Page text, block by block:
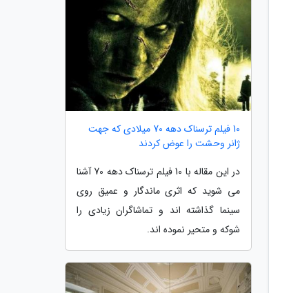
10 فیلم ترسناک دهه 70 میلادی که جهت
ژانر وحشت را عوض کردند
در این مقاله با 10 فیلم ترسناک دهه 70 آشنا
می شوید که اثری ماندگار و عمیق روی
سینما گذاشته اند و تماشاگران زیادی را
شوکه و متحیر نموده اند.